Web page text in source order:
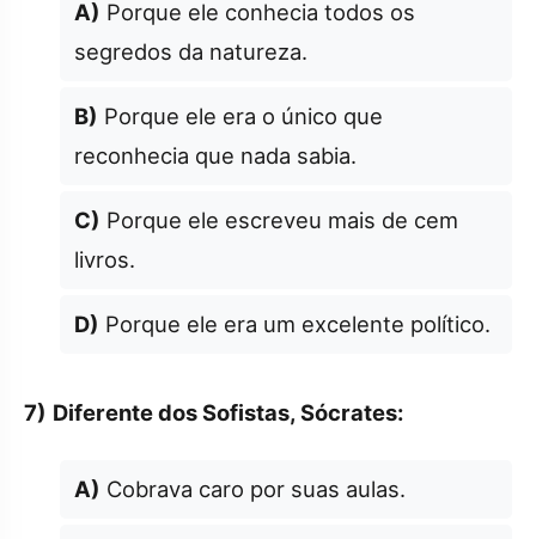
A) Porque ele conhecia todos os
segredos da natureza.
B) Porque ele era o único que
reconhecia que nada sabia.
C) Porque ele escreveu mais de cem
livros.
D) Porque ele era um excelente político.
7) Diferente dos Sofistas, Sócrates:
A) Cobrava caro por suas aulas.